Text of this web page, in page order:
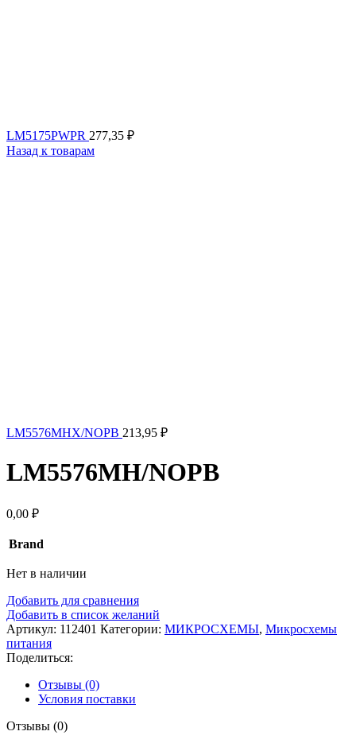
LM5175PWPR 277,35 ₽
Назад к товарам
LM5576MHX/NOPB 213,95 ₽
LM5576MH/NOPB
0,00 ₽
Brand
Нет в наличии
Добавить для сравнения
Добавить в список желаний
Артикул: 112401 Категории: МИКРОСХЕМЫ, Микросхемы
питания
Поделиться:
Отзывы (0)
Условия поставки
Отзывы (0)